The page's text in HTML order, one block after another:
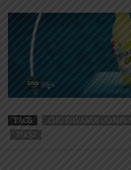
TAGS CHU SYLVANUS OLYMPIO
TOGO